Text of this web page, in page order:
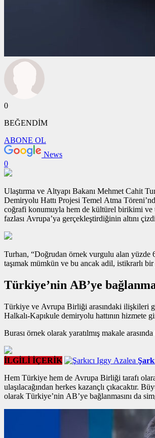
0
BEĞENDİM
ABONE OL
News
0
Ulaştırma ve Altyapı Bakanı Mehmet Cahit
Demiryolu Hattı Projesi Temel Atma
coğrafi konumuyla hem de kültürel birikimi
fazlası Avrupa’ya gerçekleştirdiğinin altını
Turhan, “Doğrudan örnek vurgulu alan yüzde
taşımak mümkün ve bu ancak adil, istikrarlı
Türkiye’nin AB’ye
Türkiye ve Avrupa Birliği arasındaki ilişkileri
Halkalı-Kapıkule demiryolu hattının hizmete
Burası örnek olarak yaratılmış makale
İLGİLİ İÇERİK
Hem Türkiye hem de Avrupa Birliği tarafı
ulaşılacağından herkes kazançlı çıkacaktır.
olarak Türkiye’nin AB’ye bağlanmasını da